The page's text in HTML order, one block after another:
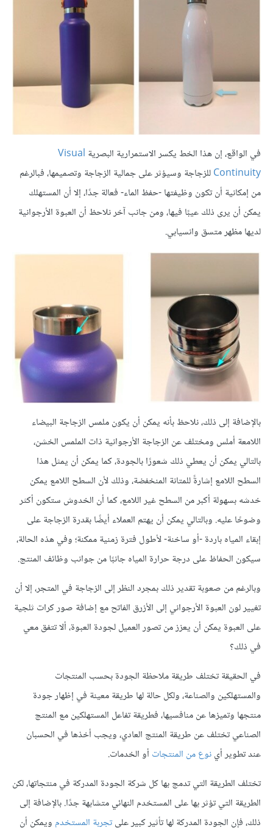
في الواقع، إن هذا الخط يكسر الاستمرارية البصرية Visual
Continuityللزجاجة وسيؤثر على جمالية الزجاجة وتصميمها، فبالرغم
من إمكانية أن تكون وظيفتها -حفظ الماء- فعالة جدًا، إلا أن المستهلك
يمكن أن يرى ذلك عيبًا فيها، ومن جانب آخر نلاحظ أن العبوة الأرجوانية
لديها مظهر متسق وانسيابي.
بالإضافة إلى ذلك، نلاحظ بأنه يمكن أن يكون ملمس الزجاجة البيضاء
اللامعة أملس ومختلف عن الزجاجة الأرجوانية ذات الملمس الخشن،
بالتالي يمكن أن يعطي ذلك شعورًا بالجودة، كما يمكن أن يمثل هذا
السطح اللامع إشارةً للمتانة المنخفضة، وذلك لأن السطح اللامع يمكن
خدشه بسهولة أكبر من السطح غير اللامع، كما أن الخدوش ستكون أكثر
وضوحًا عليه. وبالتالي يمكن أن يهتم العملاء أيضًا بقدرة الزجاجة على
إبقاء المياه باردة -أو ساخنة- لأطول فترة زمنية ممكنة؛ وفي هذه الحالة،
سيكون الحفاظ على درجة حرارة المياه جانبًا من جوانب وظائف المنتج.
وبالرغم من صعوبة تقدير ذلك بمجرد النظر إلى الزجاجة في المتجر، إلا أن
تغيير لون العبوة الأرجواني إلى الأزرق الفاتح مع إضافة صور كرات ثلجية
على العبوة يمكن أن يعزز من تصور العميل لجودة العبوة، ألا تتفق معي
في ذلك؟
في الحقيقة تختلف طريقة ملاحظة الجودة بحسب المنتجات
والمستهلكين والصناعة، ولكل حالة لها طريقة معينة في إظهار جودة
منتجها وتميزها عن منافسيها، فطريقة تفاعل المستهلكين مع المنتج
الصناعي تختلف عن طريقة المنتج العادي، ويجب أخذها في الحسبان
عند تطوير أينوع من المنتجات أو الخدمات.
تختلف الطريقة التي تدمج بها كل شركة الجودة المدركة في منتجاتها، لكن
الطريقة التي تؤثر بها على المستخدم النهائي متشابهة جدًا. بالإضافة إلى
ذلك، فإن الجودة المدركة لها تأثير كبير علىتجربة المستخدم ويمكن أن